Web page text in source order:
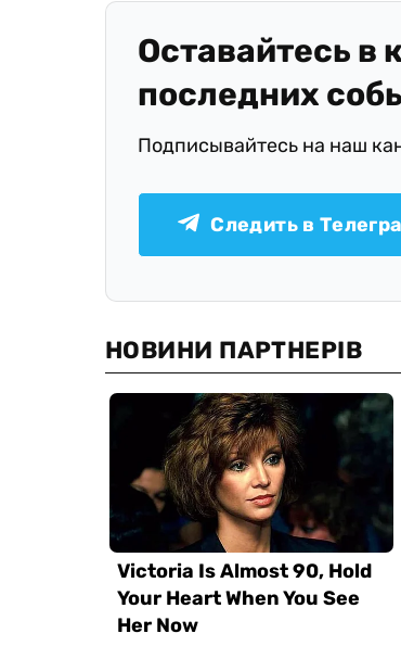
Оставайтесь в
последних
Подписывайтесь на наш
Следить в